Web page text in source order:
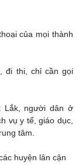
của mọi thành
đi thi, chỉ cần gọi
Lắk, người dân ở
vụ y tế, giáo dục,
tâm.
huyện lân cận